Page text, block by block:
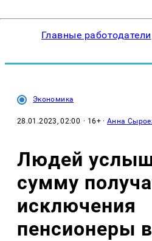
Главные работодатели
Экономика
28.01.2023, 02:00 · 16+ ·Анна
Людей
сумму
исключения
пенсионеры